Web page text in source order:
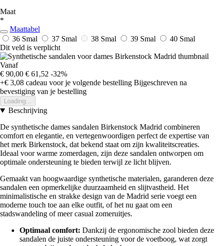
Maat
*
Maattabel
36 Smal
37 Smal 38 Smal 39 Smal
40 Smal
Dit veld is verplicht
Vanaf
€ 90,00 € 61,52 -32%
+€ 3,08 cadeau voor je volgende bestelling Bijgeschreven na
bevestiging van je bestelling
Loading...
Beschrijving
De synthetische dames sandalen Birkenstock Madrid combineren
comfort en elegantie, en vertegenwoordigen perfect de expertise van
het merk Birkenstock, dat bekend staat om zijn kwaliteitscreaties.
Ideaal voor warme zomerdagen, zijn deze sandalen ontworpen om
optimale ondersteuning te bieden terwijl ze licht blijven.
Gemaakt van hoogwaardige synthetische materialen, garanderen deze
sandalen een opmerkelijke duurzaamheid en slijtvastheid. Het
minimalistische en strakke design van de Madrid serie voegt een
moderne touch toe aan elke outfit, of het nu gaat om een
stadswandeling of meer casual zomeruitjes.
Optimaal comfort: Dankzij de ergonomische zool bieden deze
sandalen de juiste ondersteuning voor de voetboog, wat zorgt